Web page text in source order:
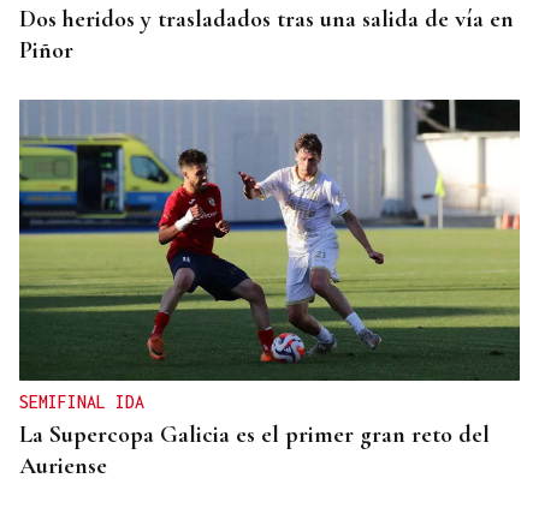
Dos heridos y trasladados tras una salida de vía en
Piñor
SEMIFINAL IDA
La Supercopa Galicia es el primer gran reto del
Auriense